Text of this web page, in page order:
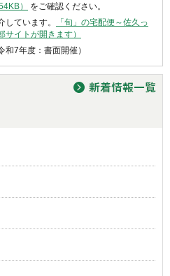
）
をご確認ください。
しています。
「旬」の宅配便～佐久っ
サイトが開きます）
和7年度：書面開催）